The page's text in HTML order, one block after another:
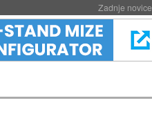
Zadnje novice